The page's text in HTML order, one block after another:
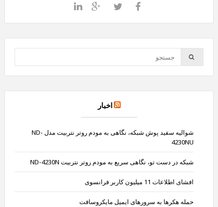
اخبار
شوالیه سفید پوش شبکه، نگاهی به مودم روتر نتربیت مدل ND-
4230NU
شبکه در دست تو، نگاهی سریع به مودم روتر نتربیت ND-4230N
افشای اطلاعات 11 میلیون کاربر فرانسوی
حمله هکرها به سرورهای ایمیل مایکروسافت